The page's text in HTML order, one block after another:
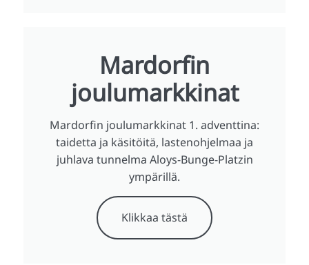
Mardorfin
joulumarkkinat
Mardorfin joulumarkkinat 1. adventtina:
taidetta ja käsitöitä, lastenohjelmaa ja
juhlava tunnelma Aloys-Bunge-Platzin
ympärillä.
Klikkaa tästä